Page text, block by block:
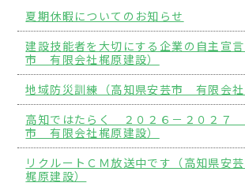
夏期休暇についてのお知らせ
建設技能者を大切にする企業の自主宣
市 有限会社梶原建設）
地域防災訓練（高知県安芸市 有限会社
高知ではたらく ２０２６－２０２７
市 有限会社梶原建設）
リクルートＣＭ放送中です（高知県安
梶原建設）